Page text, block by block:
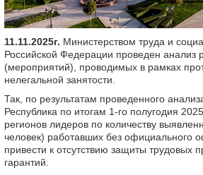
АНТИТЕРРОР
ОБРАТНАЯ СВЯЗЬ
11.11.2025г. Министерством труда и
Российской Федерации проведен анализ
(мероприятий), проводимых в рамках
нелегальной занятости.
Так, по результатам проведенного
Республика по итогам 1-го полугодия
регионов лидеров по количеству
человек) работавших без официального
привести к отсутствию защиты трудовых
гарантий.